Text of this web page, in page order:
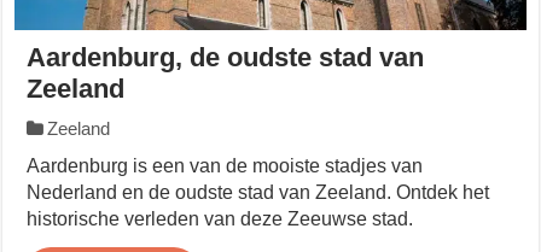
Aardenburg, de oudste stad van
Zeeland
Zeeland
Aardenburg is een van de mooiste stadjes van
Nederland en de oudste stad van Zeeland. Ontdek het
historische verleden van deze Zeeuwse stad.